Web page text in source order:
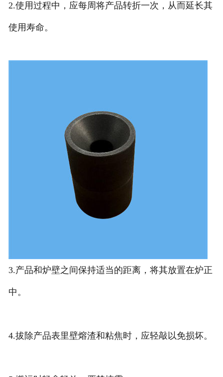
2.使用过程中，应每周将产品转折一次，从而延长其
使用寿命。
3.产品和炉壁之间保持适当的距离，将其放置在炉正
中。
4.拔除产品表里壁熔渣和粘焦时，应轻敲以免损坏。